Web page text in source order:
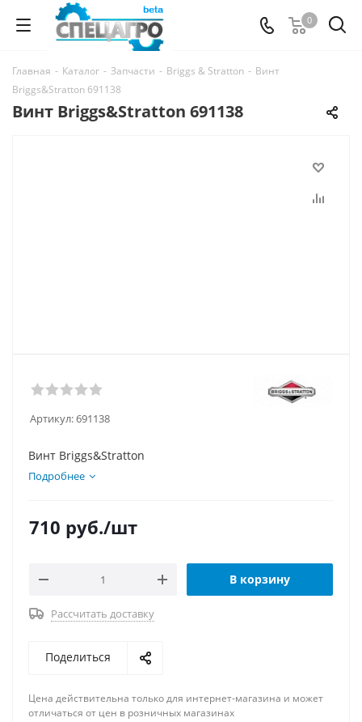
0
Главная - Каталог - Запчасти - Briggs & Stratton - Винт
Briggs&Stratton 691138
Винт Briggs&Stratton 691138
Артикул:691138
Винт Briggs&Stratton
Подробнее
710 руб./шт
В корзину
Рассчитать доставку
Поделиться
Цена действительна только для интернет-магазина и может
отличаться от цен в розничных магазинах